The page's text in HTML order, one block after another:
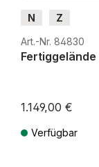
N
Z
Art.-Nr. 84830
1.149,00 €
Verfügbar